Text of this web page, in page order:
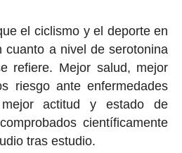
el ciclismo y el deporte en
cuanto a nivel de serotonina
refiere. Mejor salud, mejor
riesgo ante enfermedades
mejor actitud y estado de
científicamente
tras estudio.